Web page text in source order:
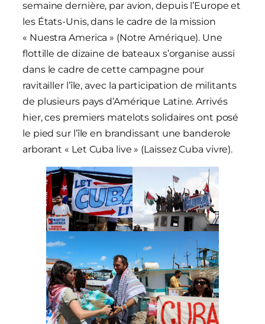
semaine dernière, par avion, depuis l’Europe et
les États-Unis, dans le cadre de la mission
« Nuestra America » (Notre Amérique). Une
flottille de dizaine de bateaux s’organise aussi
dans le cadre de cette campagne pour
ravitailler l’île, avec la participation de militants
de plusieurs pays d’Amérique Latine. Arrivés
hier, ces premiers matelots solidaires ont posé
le pied sur l’île en brandissant une banderole
arborant « Let Cuba live » (Laissez Cuba vivre).